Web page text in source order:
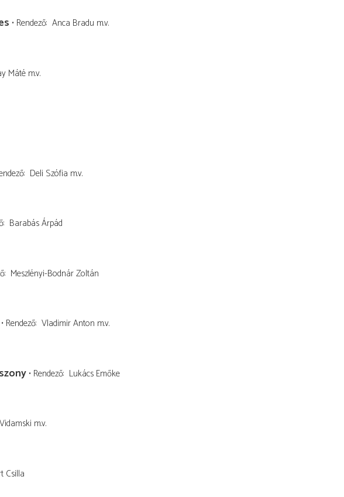
Rendező Anca Bradu m.v.
Máté m.v.
Deli Szófia m.v.
Barabás Árpád
Meszlényi-Bodnár Zoltán
Rendező Vladimir Anton m.v.
Rendező Lukács Emőke
m.v.
Csilla